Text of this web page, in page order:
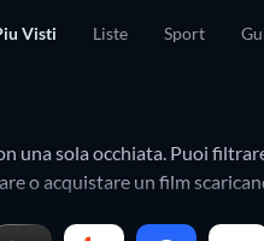
Visti Liste Sport
una sola occhiata. Puoi
o acquistare un film
produzione, etc. per trovare